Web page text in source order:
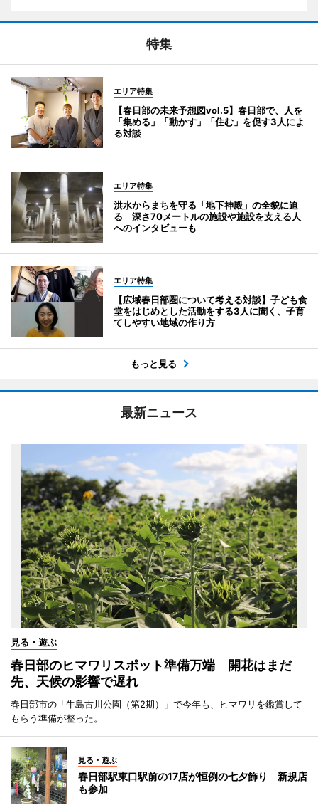
特集
エリア特集
【春日部の未来予想図vol.5】春日部で、人を
「集める」「動かす」「住む」を促す3人によ
る対談
エリア特集
洪水からまちを守る「地下神殿」の全貌に迫
る 深さ70メートルの施設や施設を支える人
へのインタビューも
エリア特集
【広域春日部圏について考える対談】子ども食
堂をはじめとした活動をする3人に聞く、子育
てしやすい地域の作り方
もっと見る
最新ニュース
見る・遊ぶ
春日部のヒマワリスポット準備万端 開花はまだ
先、天候の影響で遅れ
春日部市の「牛島古川公園（第2期）」で今年も、ヒマワリを鑑賞して
もらう準備が整った。
見る・遊ぶ
春日部駅東口駅前の17店が恒例の七夕飾り 新規店
も参加